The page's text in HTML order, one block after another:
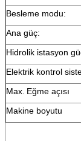
Besleme modu:
Ana güç:
Hidrolik istasyon
Elektrik kontrol
Max. Eğme açısı
Makine boyutu